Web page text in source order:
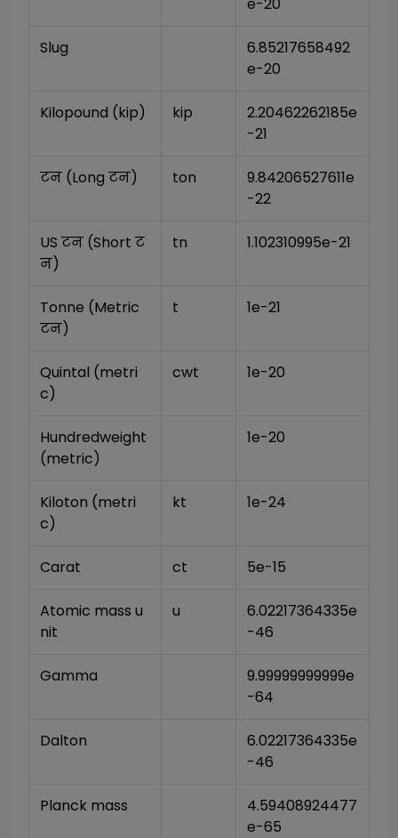
Slug
6.85217658492
e-20
Kilopound (kip) kip
2.20462262185e
-21
टन (Long टन) ton
9.84206527611e
-22
US टन (Short ट
न)
tn 1.102310995e-21
Tonne (Metric
टन)
t 1e-21
Quintal (metri
c)
cwt 1e-20
Hundredweight
(metric)
1e-20
Kiloton (metri
c)
kt 1e-24
Carat ct 5e-15
Atomic mass u
nit
u
6.02217364335e
-46
Gamma
9.99999999999e
-64
Dalton
6.02217364335e
-46
Planck mass
4.59408924477
e-65